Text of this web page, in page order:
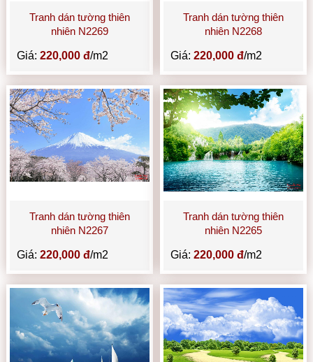
Tranh dán tường thiên
nhiên N2269
Giá:220,000 đ/m2
Tranh dán tường thiên
nhiên N2268
Giá: 220,000 đ/m2
Tranh dán tường thiên
nhiên N2267
Giá:220,000 đ/m2
Tranh dán tường thiên
nhiên N2265
Giá: 220,000 đ/m2